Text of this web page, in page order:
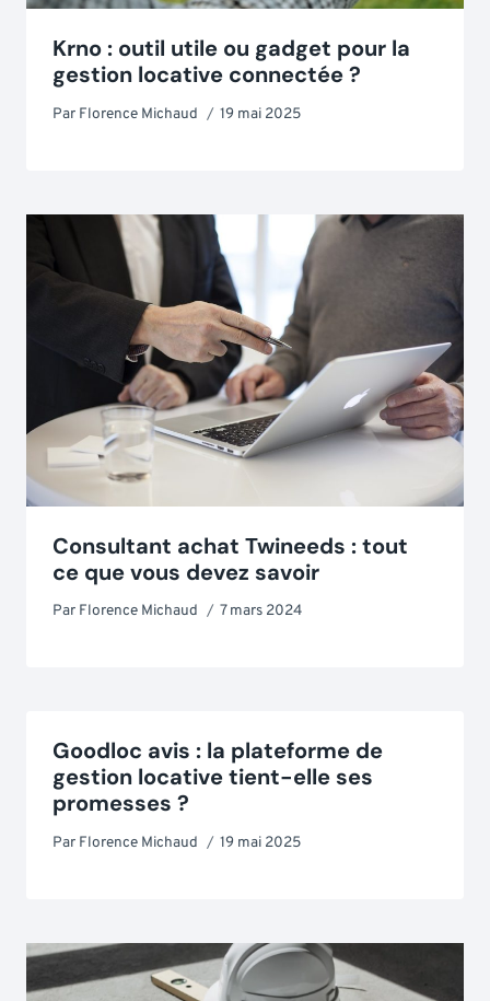
Krno : outil utile ou gadget pour la
gestion locative connectée ?
Par Florence Michaud 19 mai 2025
Consultant achat Twineeds : tout
ce que vous devez savoir
Par Florence Michaud 7 mars 2024
Goodloc avis : la plateforme de
gestion locative tient-elle ses
promesses ?
Par Florence Michaud 19 mai 2025